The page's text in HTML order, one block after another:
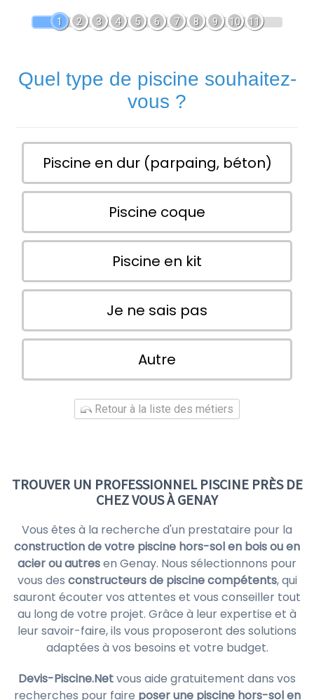
1 2 3 4 5 6 7 8 9 10 11
Quel type de piscine souhaitez-
vous ?
Piscine en dur (parpaing, béton)
Piscine coque
Piscine en kit
Je ne sais pas
Autre
Retour à la liste des métiers
TROUVER UN PROFESSIONNEL PISCINE PRÈS DE
CHEZ VOUS À GENAY
Vous êtes à la recherche d'un prestataire pour la
construction de votre piscine hors-sol en bois ou en
acier ou autresen Genay. Nous sélectionnons pour
vous des constructeurs de piscine compétents, qui
sauront écouter vos attentes et vous conseiller tout
au long de votre projet. Grâce à leur expertise et à
leur savoir-faire, ils vous proposeront des solutions
adaptées à vos besoins et votre budget.
Devis-Piscine.Netvous aide gratuitement dans vos
recherches pour faire poser une piscine hors-sol en